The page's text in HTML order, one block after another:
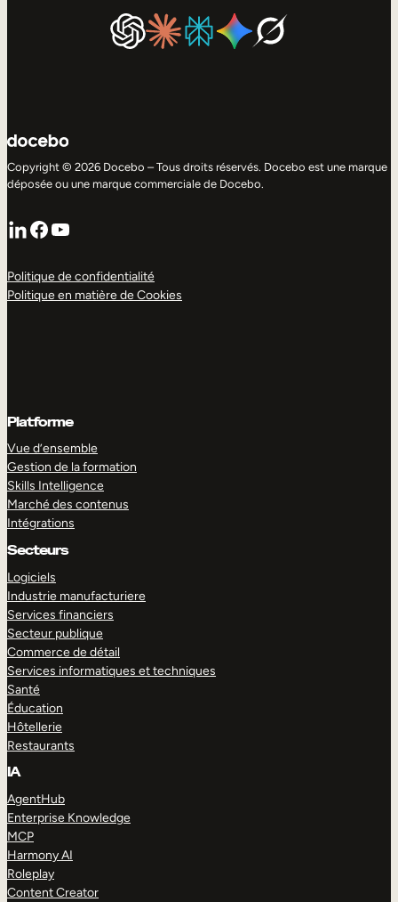
Copyright © 2026 Docebo – Tous droits réservés. Docebo est une marque
déposée ou une marque commerciale de Docebo.
LinkedIn
Facebook
YouTube
Politique de confidentialité
Politique en matière de Cookies
Platforme
Vue d’ensemble
Gestion de la formation
Skills Intelligence
Marché des contenus
Intégrations
Secteurs
Logiciels
Industrie manufacturiere
Services financiers
Secteur publique
Commerce de détail
Services informatiques et techniques
Santé
Éducation
Hôtellerie
Restaurants
IA
AgentHub
Enterprise Knowledge
MCP
Harmony AI
Roleplay
Content Creator